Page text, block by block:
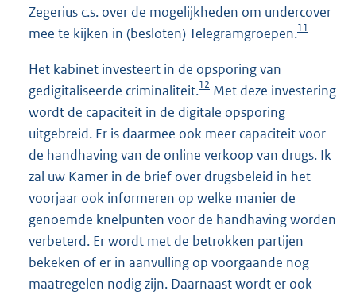
Zegerius c.s. over de mogelijkheden om undercover
mee te kijken in (besloten) Telegramgroepen.11
Het kabinet investeert in de opsporing van
gedigitaliseerde criminaliteit.12 Met deze investering
wordt de capaciteit in de digitale opsporing
uitgebreid. Er is daarmee ook meer capaciteit voor
de handhaving van de online verkoop van drugs. Ik
zal uw Kamer in de brief over drugsbeleid in het
voorjaar ook informeren op welke manier de
genoemde knelpunten voor de handhaving worden
verbeterd. Er wordt met de betrokken partijen
bekeken of er in aanvulling op voorgaande nog
maatregelen nodig zijn. Daarnaast wordt er ook